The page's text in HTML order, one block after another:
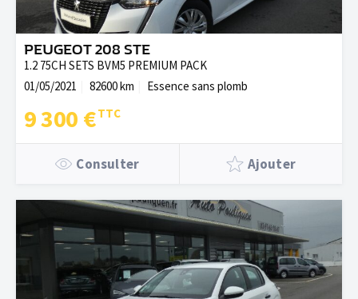
PEUGEOT 208 STE
1.2 75CH SETS BVM5 PREMIUM PACK
01/05/2021
82600 km Essence sans plomb
9 300 €
Consulter Ajouter